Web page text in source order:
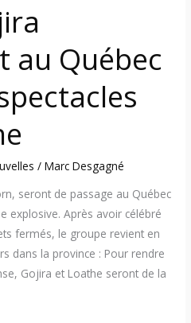
au Québec
/Marc Desgagné
seront de passage au Québec
explosive. Après avoir célébré
fermés, le groupe revient en
dans la province : Pour rendre
Gojira et Loathe seront de la